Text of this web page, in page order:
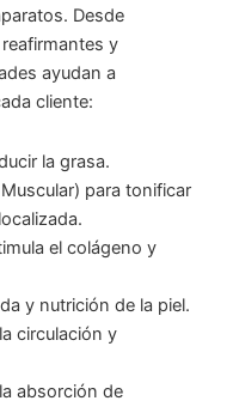
Desde
y
ayudan a
cliente:
la grasa.
para tonificar
el colágeno y
y nutrición de la piel.
circulación y
absorción de